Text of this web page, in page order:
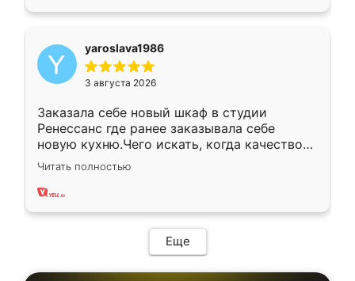
yaroslava1986
3 августа 2026
Заказала себе новый шкаф в студии
Ренессанс где ранее заказывала себе
новую кухню.Чего искать, когда качеством
вполне довольна. Служит кухня уже почти
два года, нареканий нет.
Читать полностью
Еще